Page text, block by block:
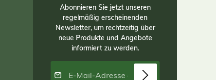
Abonnieren Sie jetzt unseren
regelmäßig erscheinenden
Newsletter, um rechtzeitig über
neue Produkte und Angebote
informiert zu werden.
E-Mail-Adresse*